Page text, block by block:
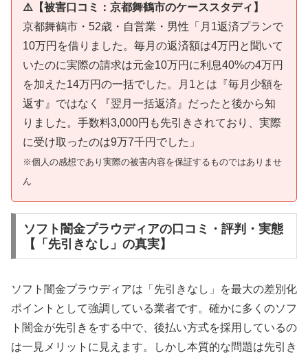
⚠️【被害口コミ：京都舞鶴市のケーススタディ】
京都舞鶴市・52歳・自営業・男性「月1返済プランで
10万円を借りました。毎月の返済額は4万円と聞いて
いたのに実際の請求は元金10万円に利息40%の4万円
を加えた14万円の一括でした。月1とは『毎月少額を
返す』ではなく『翌月一括返済』だったと後から知
りました。手数料3,000円も先引きされており、実際
に受け取ったのは9万7千円でした」
※個人の感想であり実際の被害内容を保証するものではありませ
ん
ソフト闇金プラウディアの口コミ・評判・実態
【「先引きなし」の真実】
ソフト闇金プラウディアは「先引きなし」を最大の差別化
ポイントとして強調している業者です。確かに多くのソフ
ト闇金が先引きをする中で、後払い方式を採用しているの
は一見メリットに見えます。しかし本質的な問題は先引き